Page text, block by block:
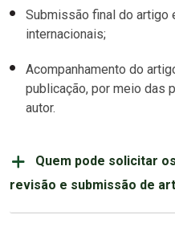
Submissão final do artigo
internacionais;
Acompanhamento do
publicação, por meio das
autor.
Quem pode solicitar
revisão e submissão de